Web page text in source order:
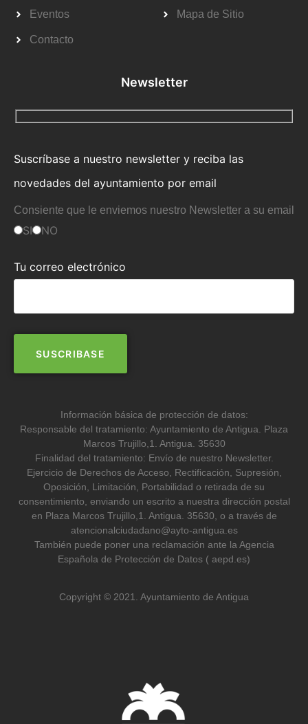
Eventos
Contacto
Mapa de Sitio
Newsletter
Suscríbase a nuestro newsletter y reciba las
novedades del ayuntamiento por email
Consiente que le enviemos nuestro Newsletter a su email
SI NO
Tu correo electrónico
Información básica de protección de datos:
Responsable del tratamiento: Ayuntamiento de Antigua. Plaza
Marcos Trujillo,1. Antigua. 35630
Finalidad del tratamiento: Envío de nuestro Newsletter.
Ejercicio de Derechos de Acceso, Rectificación, Supresión,
Oposición, Limitación, Portabilidad o retirada de su
consentimiento, enviando un escrito a nuestra dirección postal
en Plaza Marcos Trujillo,1. Antigua. 35630, o a través de
atencionalciudadano@ayto-antigua.es
También puede poner una reclamación ante la Agencia
Española de Protección de Datos ( aepd.es)
Copyright © 2021. Ayuntamiento de Antigua